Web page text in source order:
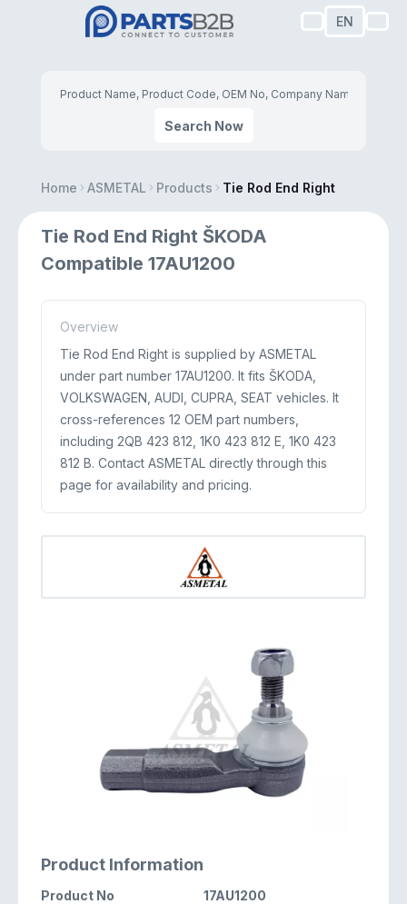
EN
Search Now
Home ASMETAL Products Tie Rod End Right
Tie Rod End Right ŠKODA
Compatible 17AU1200
Overview
Tie Rod End Right is supplied by ASMETAL
under part number 17AU1200. It fits ŠKODA,
VOLKSWAGEN, AUDI, CUPRA, SEAT vehicles. It
cross-references 12 OEM part numbers,
including 2QB 423 812, 1K0 423 812 E, 1K0 423
812 B. Contact ASMETAL directly through this
page for availability and pricing.
Product Information
Product No
17AU1200